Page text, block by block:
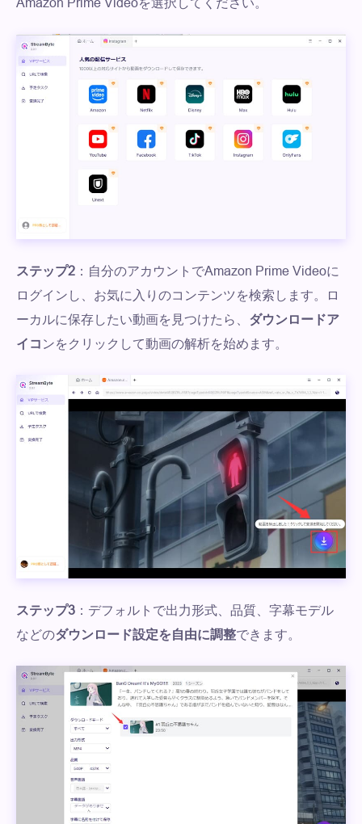
ステップ2 ：自分のアカウントでAmazon Prime Videoに
ログインし、お気に入りのコンテンツを検索します。ロ
ーカルに保存したい動画を見つけたら、 ダウンロードア
イコ ンをクリックして動画の解析を始めます。
ステップ3 ：デフォルトで出力形式、品質、字幕モデル
などのダウンロード設定を自由に調整できます。